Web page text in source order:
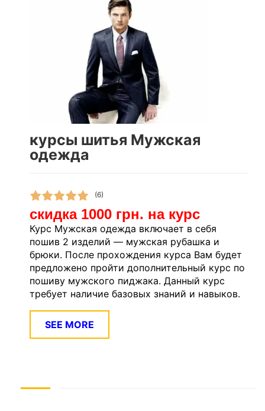
курсы шитья Мужская
одежда
(6)
скидка 1000 грн. на курс
Курс Мужская одежда включает в себя
пошив 2 изделий — мужская рубашка и
брюки. После прохождения курса Вам будет
предложено пройти дополнительный курс по
пошиву мужского пиджака. Данный курс
требует наличие базовых знаний и навыков.
SEE MORE